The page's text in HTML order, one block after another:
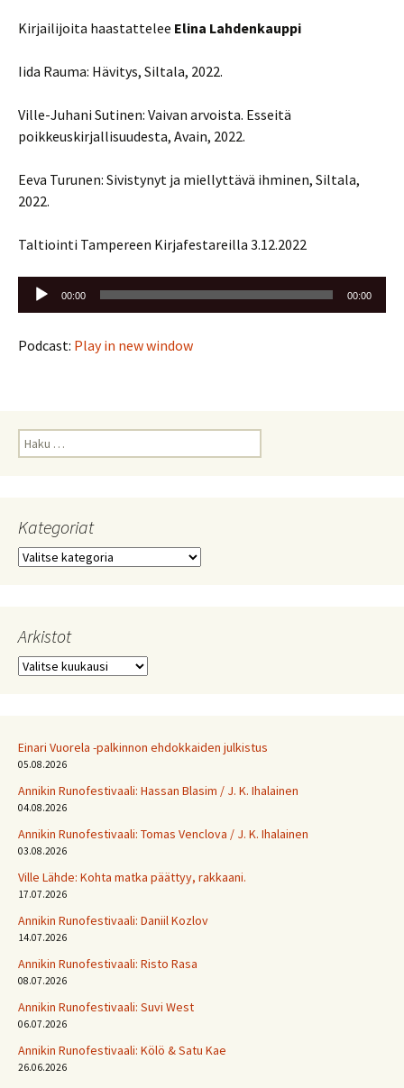
Kirjailijoita haastattelee Elina Lahdenkauppi
Iida Rauma: Hävitys, Siltala, 2022.
Ville-Juhani Sutinen: Vaivan arvoista. Esseitä
poikkeuskirjallisuudesta, Avain, 2022.
Eeva Turunen: Sivistynyt ja miellyttävä ihminen, Siltala,
2022.
Taltiointi Tampereen Kirjafestareilla 3.12.2022
Äänitoistin
00:00 00:00
Podcast: Play in new window
Haku:
Kategoriat
Kategoriat
Arkistot
Arkistot
Einari Vuorela -palkinnon ehdokkaiden julkistus
05.08.2026
Annikin Runofestivaali: Has­san Bla­sim / J. K. Ihalainen
04.08.2026
Annikin Runofestivaali: Tomas Venclova / J. K. Ihalainen
03.08.2026
Ville Lähde: Kohta matka päättyy, rakkaani.
17.07.2026
Annikin Runofestivaali: Daniil Kozlov
14.07.2026
Annikin Runofestivaali: Risto Rasa
08.07.2026
Annikin Runofestivaali: Suvi West
06.07.2026
Annikin Runofestivaali: Kölö & Satu Kae
26.06.2026